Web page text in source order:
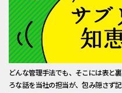
どんな管理手法でも、そこには表と
ろな話を当社の担当が、包み隠さず記